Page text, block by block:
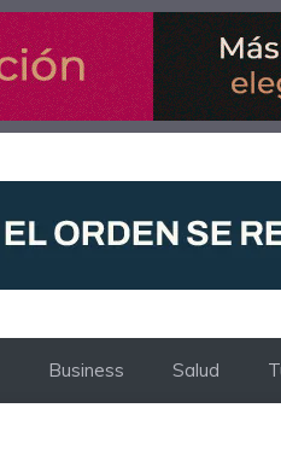
Business Salud